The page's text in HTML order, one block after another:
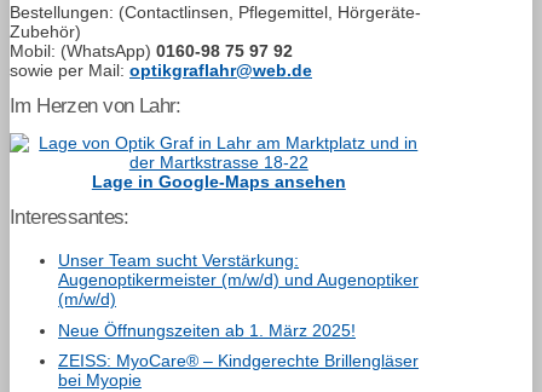
Bestellungen: (Contactlinsen, Pflegemittel, Hörgeräte-
Zubehör)
Mobil: (WhatsApp) 0160-98 75 97 92
sowie per Mail: optikgraflahr@web.de
Im Herzen von Lahr:
Lage in Google-Maps ansehen
Interessantes:
Unser Team sucht Verstärkung:
Augenoptikermeister (m/w/d) und Augenoptiker
(m/w/d)
Neue Öffnungszeiten ab 1. März 2025!
ZEISS: MyoCare® – Kindgerechte Brillengläser
bei Myopie